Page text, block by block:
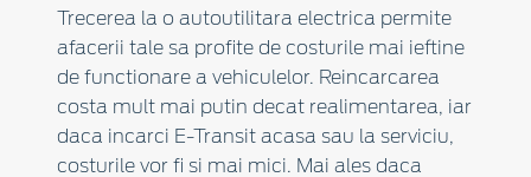
Trecerea la o autoutilitara electrica permite
afacerii tale sa profite de costurile mai ieftine
de functionare a vehiculelor. Reincarcarea
costa mult mai putin decat realimentarea, iar
daca incarci E-Transit acasa sau la serviciu,
costurile vor fi si mai mici. Mai ales daca